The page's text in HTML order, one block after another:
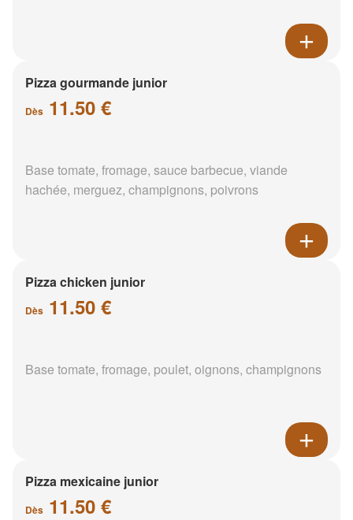
Pizza gourmande junior
Dès 11.50 €
Base tomate, fromage, sauce barbecue, viande
hachée, merguez, champignons, poivrons
Pizza chicken junior
Dès 11.50 €
Base tomate, fromage, poulet, oignons, champignons
Pizza mexicaine junior
Dès 11.50 €